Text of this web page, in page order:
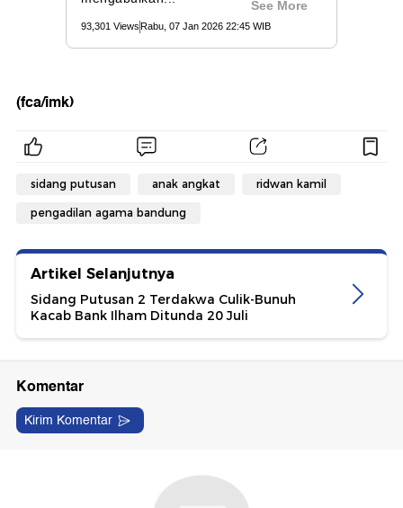
(fca/imk)
sidang putusan anak angkat ridwan kamil
pengadilan agama bandung
Artikel Selanjutnya
Sidang Putusan 2 Terdakwa Culik-Bunuh
Kacab Bank Ilham Ditunda 20 Juli